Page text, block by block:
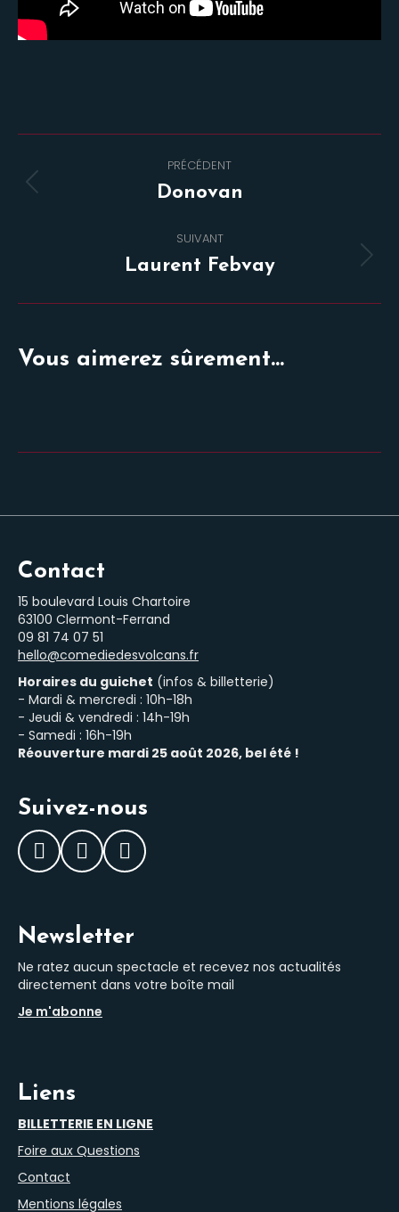
de
PRÉCÉDENT
Onglet
Donovan
SUIVANT
Projets
Laurent Febvay
Vous aimerez sûrement...
Contact
15 boulevard Louis Chartoire
63100 Clermont-Ferrand
‭09 81 74 07 51‬
hello@comediedesvolcans.fr
Horaires du guichet (infos & billetterie)
- Mardi & mercredi : 10h-18h
- Jeudi & vendredi : 14h-19h
- Samedi : 16h-19h
Réouverture mardi 25 août 2026, bel été !
Suivez-nous
Facebook
InstagramLinkedIn
Newsletter
Ne ratez aucun spectacle et recevez nos actualités
directement dans votre boîte mail
Je m'abonne
Liens
BILLETTERIE EN LIGNE
Foire aux Questions
Contact
Mentions légales